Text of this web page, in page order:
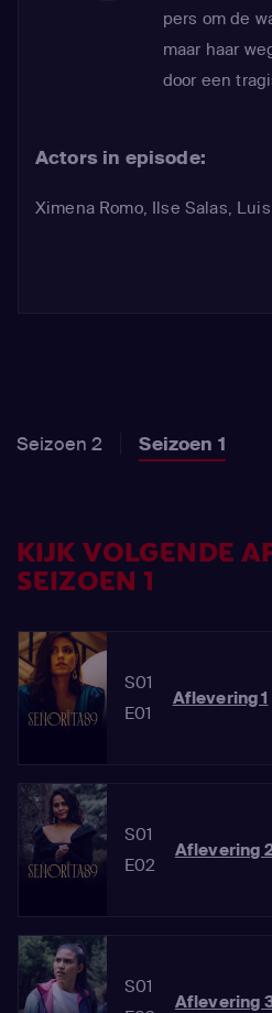
pers om de
maar haar
door een
Actors in episode:
Ximena Romo, Ilse Salas,
Seizoen 2 Seizoen 1
KIJK VOLGENDE
SEIZOEN 1
S01
E01
Aflevering 1
S01
E02
Aflevering
S01
Aflevering